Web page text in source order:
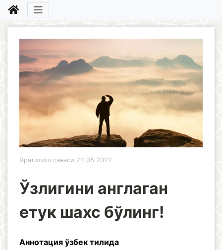
Яратилиш санаси 24.05.2022
Ўзлигини англаган
етук шахс бўлинг!
Аннотация ўзбек тилида